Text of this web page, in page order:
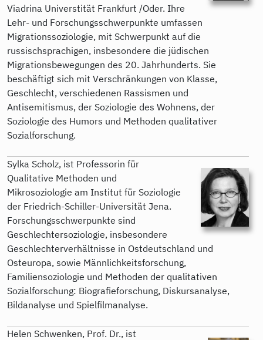
Viadrina Universtität Frankfurt /Oder. Ihre
Lehr- und Forschungsschwerpunkte umfassen
Migrationssoziologie, mit Schwerpunkt auf die
russischsprachigen, insbesondere die jüdischen
Migrationsbewegungen des 20. Jahrhunderts. Sie
beschäftigt sich mit Verschränkungen von Klasse,
Geschlecht, verschiedenen Rassismen und
Antisemitismus, der Soziologie des Wohnens, der
Soziologie des Humors und Methoden qualitativer
Sozialforschung.
Sylka Scholz, ist Professorin für
Qualitative Methoden und
Mikrosoziologie am Institut für Soziologie
der Friedrich-Schiller-Universität Jena.
Forschungsschwerpunkte sind
Geschlechtersoziologie, insbesondere
Geschlechterverhältnisse in Ostdeutschland und
Osteuropa, sowie Männlichkeitsforschung,
Familiensoziologie und Methoden der qualitativen
Sozialforschung: Biografieforschung, Diskursanalyse,
Bildanalyse und Spielfilmanalyse.
Helen Schwenken, Prof. Dr., ist